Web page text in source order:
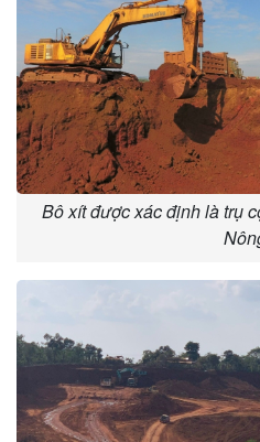
Bô xít được xác định là trụ